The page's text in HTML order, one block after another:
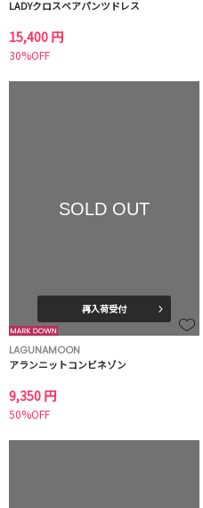
LADYクロスベアパンツドレス
15,400 円
30%OFF
SOLD OUT
再入荷受付
LAGUNAMOON
アランニットコンビネゾン
9,350 円
50%OFF